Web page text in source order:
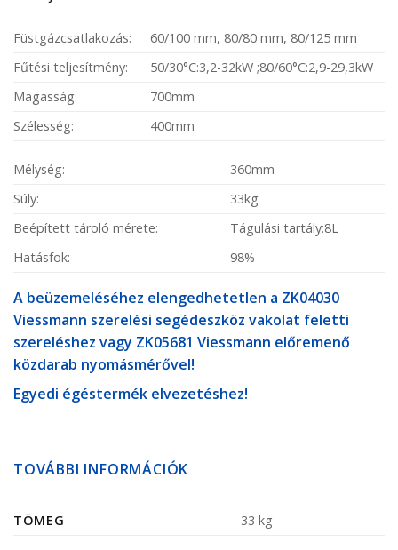
Füstgázcsatlakozás:
60/100 mm, 80/80 mm, 80/125 mm
Fűtési teljesítmény:
50/30°C:3,2-32kW ;80/60°C:2,9-29,3kW
Magasság:
700mm
Szélesség:
400mm
Mélység:
360mm
Súly:
33kg
Beépített tároló mérete:
Tágulási tartály:8L
Hatásfok:
98%
A beüzemeléséhez elengedhetetlen a ZK04030
Viessmann szerelési segédeszköz vakolat feletti
szereléshez vagy ZK05681 Viessmann előremenő
közdarab nyomásmérővel!
Egyedi égéstermék elvezetéshez!
TOVÁBBI INFORMÁCIÓK
TÖMEG 33 kg